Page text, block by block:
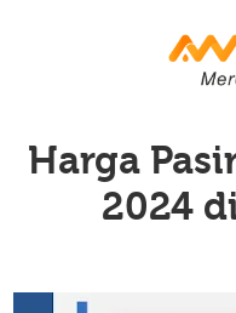
Harga
2024